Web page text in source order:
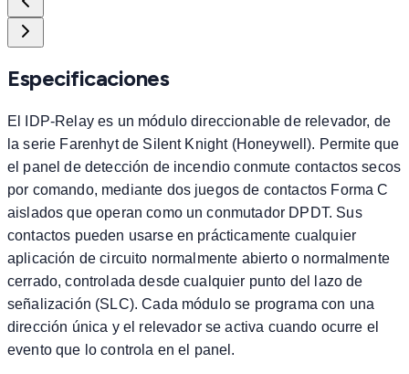
Especificaciones
El IDP-Relay es un módulo direccionable de relevador, de
la serie Farenhyt de Silent Knight (Honeywell). Permite que
el panel de detección de incendio conmute contactos secos
por comando, mediante dos juegos de contactos Forma C
aislados que operan como un conmutador DPDT. Sus
contactos pueden usarse en prácticamente cualquier
aplicación de circuito normalmente abierto o normalmente
cerrado, controlada desde cualquier punto del lazo de
señalización (SLC). Cada módulo se programa con una
dirección única y el relevador se activa cuando ocurre el
evento que lo controla en el panel.